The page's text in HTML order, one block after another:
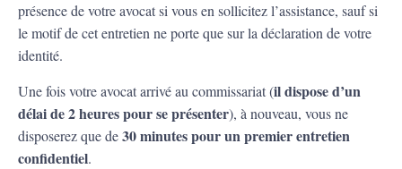
présence de votre avocat si vous en sollicitez l’assistance, sauf si
le motif de cet entretien ne porte que sur la déclaration de votre
identité.
Une fois votre avocat arrivé au commissariat (il dispose d’un
délai de 2 heures pour se présenter), à nouveau, vous ne
disposerez que de30 minutes pour un premier entretien
confidentiel.